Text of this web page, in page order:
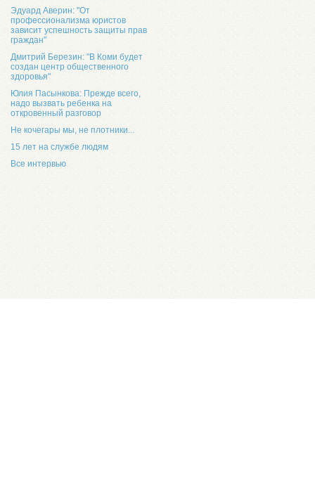
Эдуард Аверин: "От
профессионализма юристов
зависит успешность защиты прав
граждан"
Дмитрий Березин: "В Коми будет
создан центр общественного
здоровья"
Юлия Пасынкова: Прежде всего,
надо вызвать ребенка на
откровенный разговор
Не кочегары мы, не плотники...
15 лет на службе людям
Все интервью